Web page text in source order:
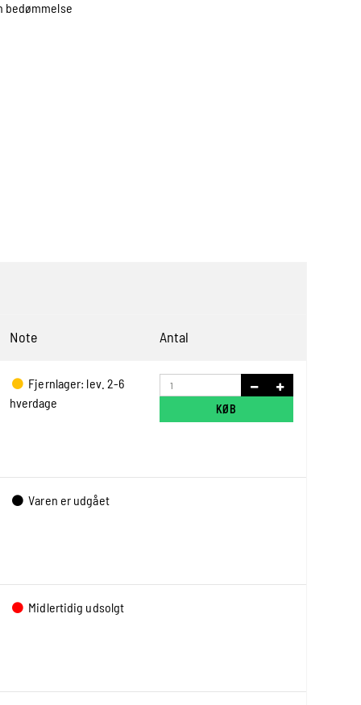
bedømmelse
Note Antal
Fjernlager: lev. 2-6
hverdage
KØB
Varen er udgået
Midlertidig udsolgt